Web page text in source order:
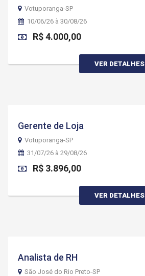
Votuporanga-SP
10/06/26 à 30/08/26
R$ 4.000,00
VER DETALHES
Gerente de Loja
Votuporanga-SP
31/07/26 à 29/08/26
R$ 3.896,00
VER DETALHES
Analista de RH
São José do Rio Preto-SP